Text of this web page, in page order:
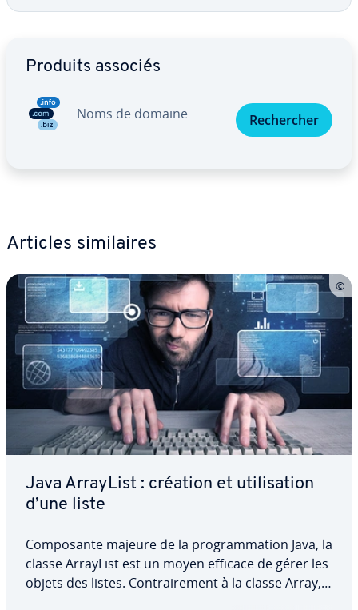
Produits associés
Noms de domaine Re­cher­cher
Articles si­mi­laires
Java ArrayList : création et uti­li­sa­tion
d’une liste
Com­po­sante majeure de la pro­gram­ma­tion Java, la
classe ArrayList est un moyen efficace de gérer les
objets des listes. Con­trai­re­ment à la classe Array,